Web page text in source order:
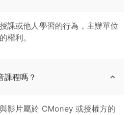
課或他人學習的行為，主辦單位
權利。
課程嗎？
影片屬於 CMoney 或授權方的